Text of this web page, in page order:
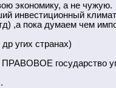
экономику, а не чужую.
инвестиционный
,а пока думаем чем
угих странах)
государство